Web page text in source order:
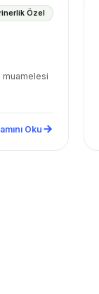
Özel
muamelesi
Oku